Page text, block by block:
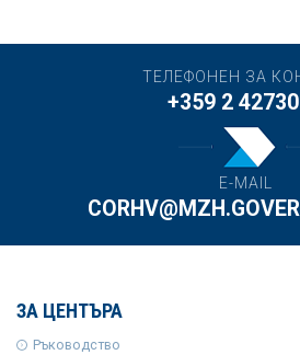
ТЕЛЕФОНЕН ЗА
+359 2
E-MAIL
ЗА ЦЕНТЪРА
Ръководство